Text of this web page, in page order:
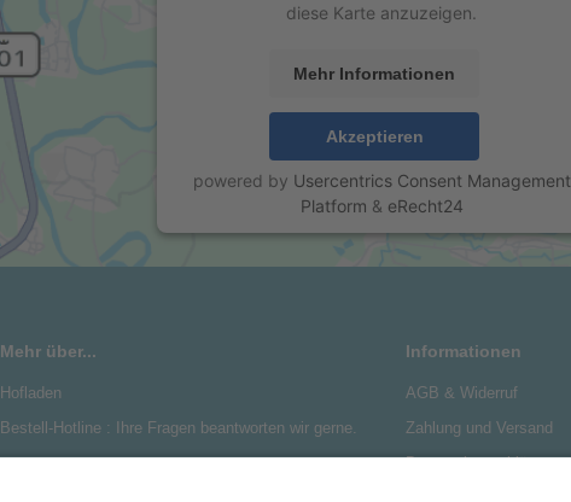
diese Karte anzuzeigen.
Mehr Informationen
Akzeptieren
powered by Usercentrics Consent Management
Platform & eRecht24
Mehr über...
Hofladen
Bestell-Hotline : Ihre Fragen beantworten wir gerne.
Informationen
AGB & Widerruf
Zahlung und Versand
Datenschutzerklärung